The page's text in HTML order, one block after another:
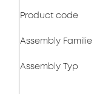
Product code
Assembly Familie
Assembly Typ